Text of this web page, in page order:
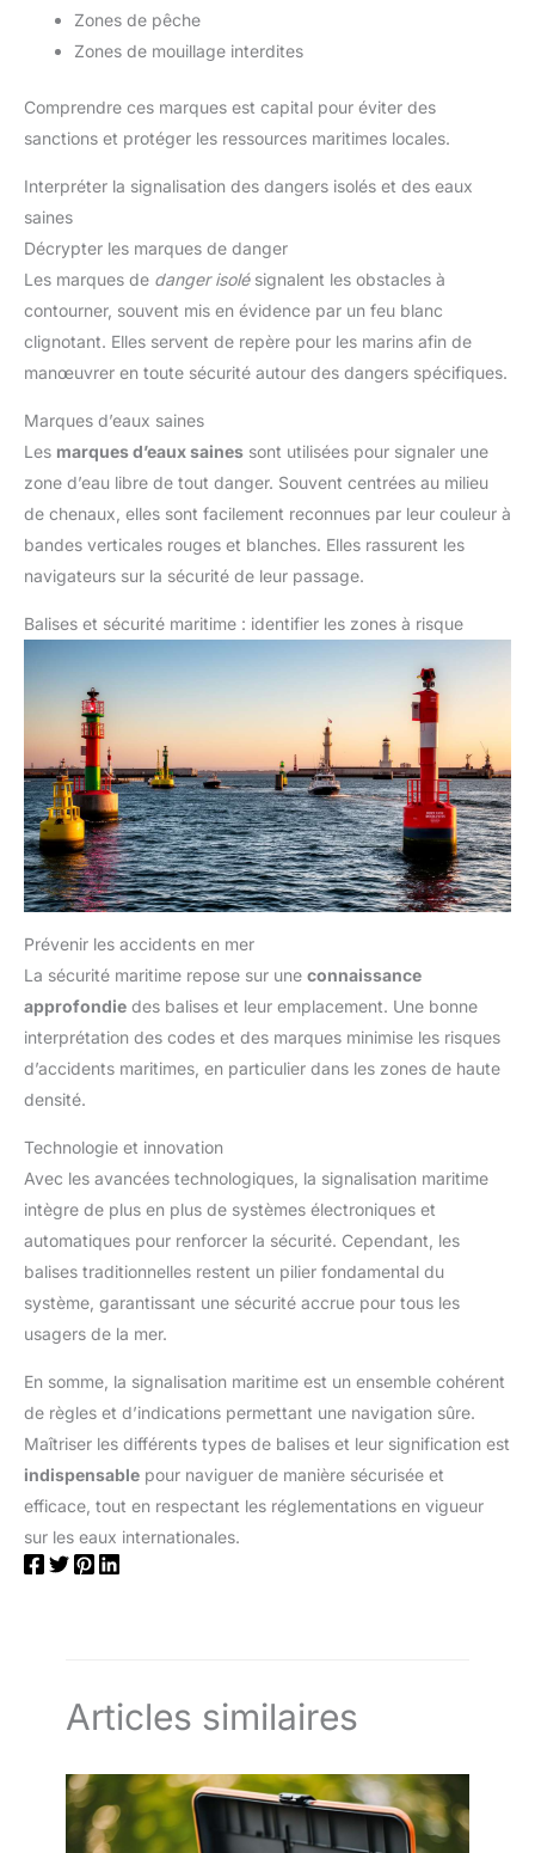
Zones de pêche
Zones de mouillage interdites
Comprendre ces marques est capital pour éviter des
sanctions et protéger les ressources maritimes locales.
Interpréter la signalisation des dangers isolés et des eaux
saines
Décrypter les marques de danger
Les marques de danger isolésignalent les obstacles à
contourner, souvent mis en évidence par un feu blanc
clignotant. Elles servent de repère pour les marins afin de
manœuvrer en toute sécurité autour des dangers spécifiques.
Marques d’eaux saines
Les marques d’eaux saines sont utilisées pour signaler une
zone d’eau libre de tout danger. Souvent centrées au milieu
de chenaux, elles sont facilement reconnues par leur couleur à
bandes verticales rouges et blanches. Elles rassurent les
navigateurs sur la sécurité de leur passage.
Balises et sécurité maritime : identifier les zones à risque
Prévenir les accidents en mer
La sécurité maritime repose sur une connaissance
approfondie des balises et leur emplacement. Une bonne
interprétation des codes et des marques minimise les risques
d’accidents maritimes, en particulier dans les zones de haute
densité.
Technologie et innovation
Avec les avancées technologiques, la signalisation maritime
intègre de plus en plus de systèmes électroniques et
automatiques pour renforcer la sécurité. Cependant, les
balises traditionnelles restent un pilier fondamental du
système, garantissant une sécurité accrue pour tous les
usagers de la mer.
En somme, la signalisation maritime est un ensemble cohérent
de règles et d’indications permettant une navigation sûre.
Maîtriser les différents types de balises et leur signification est
indispensable pour naviguer de manière sécurisée et
efficace, tout en respectant les réglementations en vigueur
sur les eaux internationales.
Articles similaires